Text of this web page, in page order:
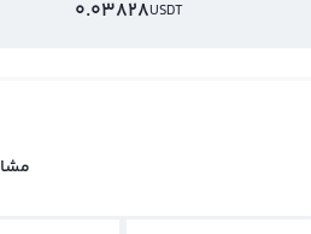
USDT
0.03828